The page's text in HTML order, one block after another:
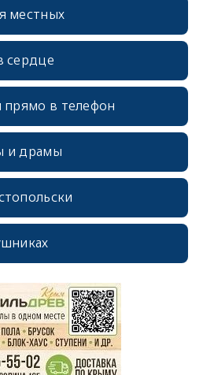
местных
сердце
прямо в телефон
и драмы